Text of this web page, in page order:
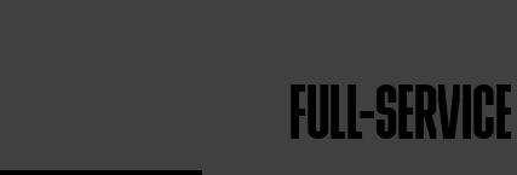
FULL-